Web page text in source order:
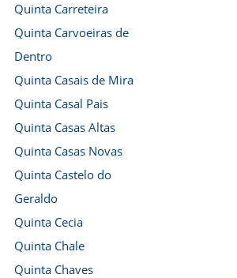
Quinta Carreteira
Quinta Carvoeiras de
Dentro
Quinta Casais de Mira
Quinta Casal Pais
Quinta Casas Altas
Quinta Casas Novas
Quinta Castelo do
Geraldo
Quinta Cecia
Quinta Chale
Quinta Chaves